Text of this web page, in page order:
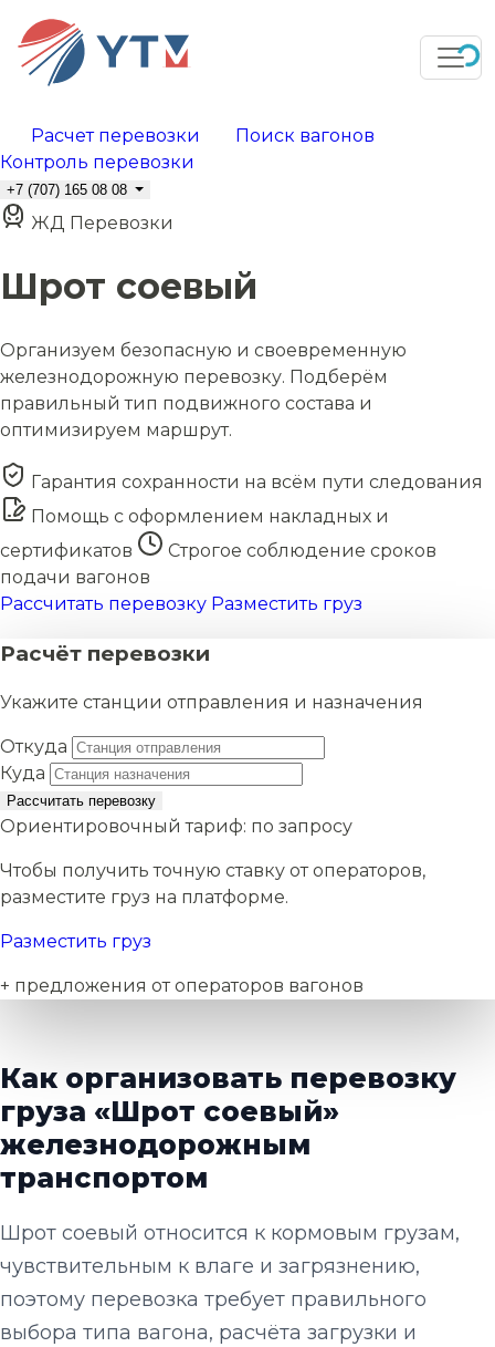
Расчет перевозки
Поиск вагонов
Контроль перевозки
+7 (707) 165 08 08
ЖД Перевозки
Шрот соевый
Организуем безопасную и своевременную
железнодорожную перевозку. Подберём
правильный тип подвижного состава и
оптимизируем маршрут.
Гарантия сохранности на всём пути следования
Помощь с оформлением накладных и
сертификатов
Строгое соблюдение сроков
подачи вагонов
Рассчитать перевозку Разместить груз
Расчёт перевозки
Укажите станции отправления и назначения
Откуда
Куда
Рассчитать перевозку
Ориентировочный тариф: по запросу
Чтобы получить точную ставку от операторов,
разместите груз на платформе.
Разместить груз
+ предложения от операторов вагонов
Как организовать перевозку
груза «Шрот соевый»
железнодорожным
транспортом
Шрот соевый относится к кормовым грузам,
чувствительным к влаге и загрязнению,
поэтому перевозка требует правильного
выбора типа вагона, расчёта загрузки и